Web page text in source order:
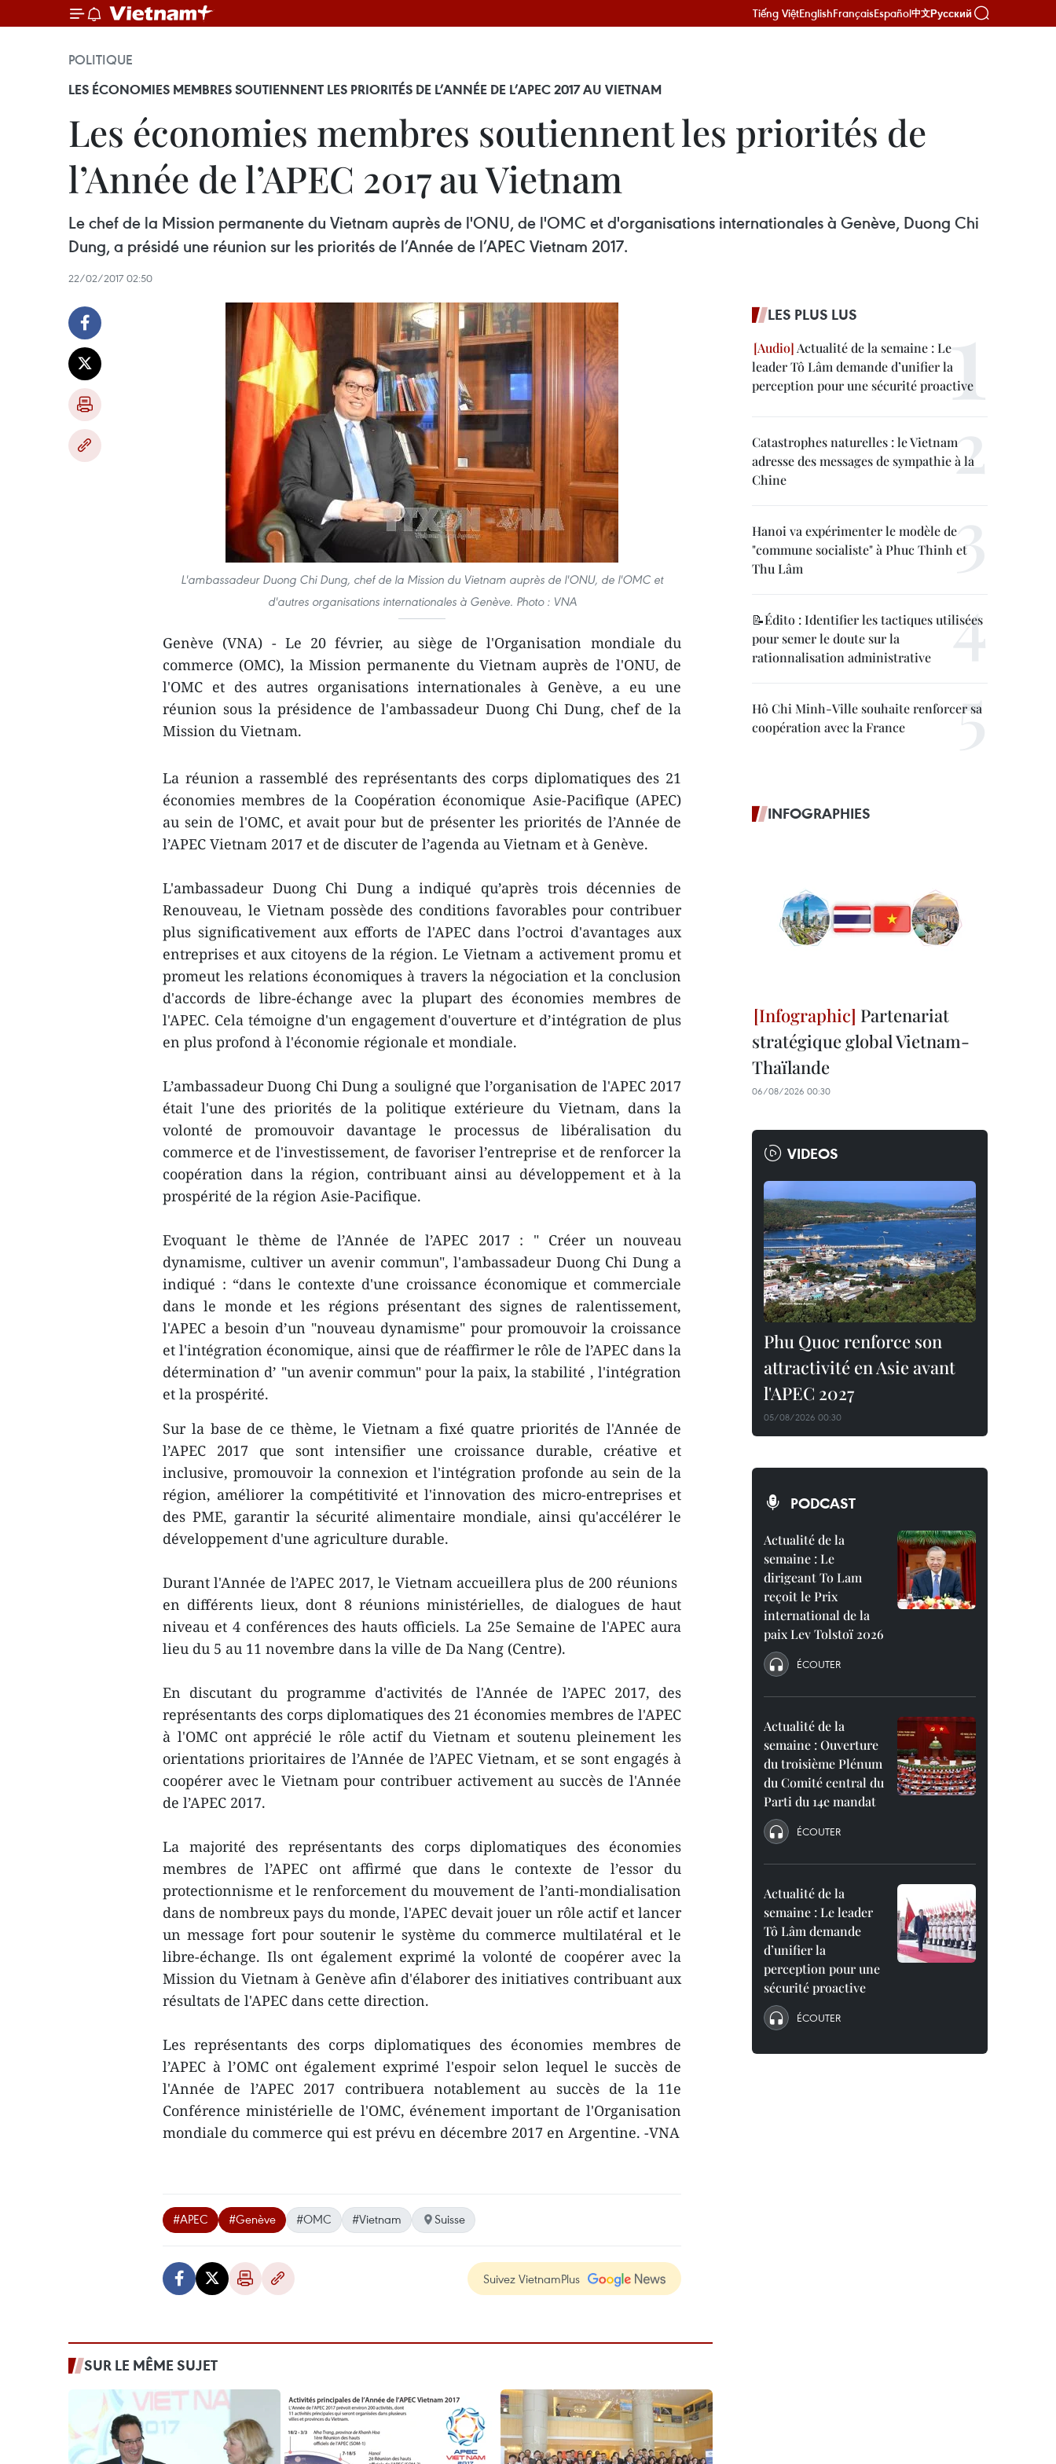
Tiếng ViệtEnglishFrançaisEspañol中文Русский
POLITIQUE
LES ÉCONOMIES MEMBRES SOUTIENNENT LES PRIORITÉS DE L’ANNÉE DE L’APEC 2017 AU VIETNAM
​Les économies membres soutiennent les priorités de
l’Année de l’APEC 2017 au Vietnam
Le chef de la Mission permanente du Vietnam auprès de l'ONU, de l'OMC et d'organisations internationales à Genève, Duong Chi
Dung, a présidé une réunion sur les priorités de l’Année de l’APEC Vietnam 2017.
22/02/2017 02:50
L'ambassadeur Duong Chi Dung, chef de la Mission du Vietnam auprès de l'ONU, de l'OMC et
d'autres organisations internationales à Genève. Photo : VNA
Genève (VNA) - Le 20 février, au siège de l'Organisation mondiale du
commerce (OMC), la Mission permanente du Vietnam auprès de l'ONU, de
l'OMC et des autres organisations internationales à Genève, a ​eu une
réunion sous la présidence de l'ambassadeur Duong Chi Dung, chef de la
Mission du Vietnam.
La réunion a rassemblé des représentants des corps diplomatiques des 21
économies membres de la Coopération économique Asie-Pacifique (APEC)
au sein de l'OMC, ​et avait pour but de présenter les priorités de l’Année de
l’APEC Vietnam 2017 et de discuter de l’agenda au Vietnam ​et à Genève.
L'ambassadeur Duong Chi Dung a indiqué qu’après trois décennies de
Renouveau, le Vietnam ​possède des conditions favorables pour contribu​er
plus significativement aux efforts de l'APEC dans l’octroi ​d'avantages aux
entreprises et aux citoyens de la région. Le Vietnam a activement promu et
promeut les relations économiques à travers la négociation et la conclusion
d'accords de libre-échange avec la plupart des économies membres de
l'APEC. Cela témoigne d'un engagement d'ouverture et d’intégration de plus
en plus ​profond ​à l'économie régionale et mondiale.
L’ambassadeur Duong Chi Dung a souligné que l’organisation de l'APEC 2017
​était l'une des priorités de la politique extérieure du Vietnam, ​dans la
volonté de promouvoir davantage le processus de libéralisation du
commerce et de l'investissement, de favoriser l’entreprise et de renforcer la
coopération dans la région, contribuant ainsi au développement et à la
prospérité de la région Asie-Pacifique.
​Evoquant ​le thème de l’Année de l’APEC 2017 : " Créer un nouveau
dynamisme, cultiver un avenir commun", l'ambassadeur Duong Chi Dung ​a
indiqué : “dans le contexte ​d'une croissance économique et commerciale
dans le monde et les régions ​présentant des signes de ralentissement,
l'APEC a besoin d’un "nouveau dynamisme" pour promouvoir la croissance
et l'intégration économique, ainsi que de réaffirmer le rôle de l’APEC dans la
détermination d’ "un avenir commun" pour la paix, la stabilité , l'intégration
et la prospérité.
​Sur la base de ce thème, le Vietnam a ​fixé quatre priorités de l'Année de
l’APEC 2017 que sont intensifier une croissance durable, créative et
inclusive, promouvoir la connexion et l'intégration profonde au sein de la
région, améliorer la compétitivité et l'innovation des micro-entreprises et
des PME, garantir la sécurité alimentaire mondiale, ainsi qu'accélérer le
développement d'une agriculture durable.
Durant l'Année de l’APEC 2017, le Vietnam accueillera plus de 200 réunions ​
en différents ​lieux, dont 8 réunions ministérielles, de dialogues de haut
niveau et 4 conférences des hauts officiels. La 25e Semaine de l'APEC ​aura
lieu du 5 au 11 novembre dans la ville de Da Nang (Centre).
En discutant du programme d'activités de l'Année de l’APEC 2017, des
représentants des corps diplomatiques des 21 économies membres de l'APEC
à l'OMC ont apprécié le rôle actif du Vietnam et soutenu pleinement les
orientations prioritaires de l’Année de l’APEC Vietnam, et se sont engagés à
coopérer avec le Vietnam pour contribuer activement au succès de l'Année
de l’APEC 2017.
La majorité des représentants des corps diplomatiques des économies
membres de l’APEC ont affirm​é que dans le contexte de l’essor du
protectionnisme et le renforcement du mouvement de l’anti-mondialisation
dans de nombreux pays d​u monde, l'APEC devait jouer un rôle actif et ​lancer
un message fort pour soutenir le système du commerc​e multilatéral et le
libre-échange. Ils ont également exprimé la volonté de coopérer avec la
Mission du Vietnam à Genève ​afin d'élaborer des initiatives contribuant aux
résultats de l'APEC dans cette direction.
Les représentants des corps diplomatiques des économies membres de
l’APEC à l’OMC ont également exprimé l'espoir selon lequel le succès de
l'Année de l’APEC 2017 contribuera ​notablement au succès de la 11e
Conférence ministérielle de l'OMC, événement important de l'Organisation
mondiale du commerce qui est prévu en décembre 2017 en Argentine. -VNA
#APEC #Genève #OMC #Vietnam Suisse
Suivez VietnamPlus
SUR LE MÊME SUJET
LES PLUS LUS
Actualité de la semaine : Le
leader Tô Lâm demande d’unifier la
perception pour une sécurité proactive
Catastrophes naturelles : le Vietnam
adresse des messages de sympathie à la
Chine
Hanoi va expérimenter le modèle de
"commune socialiste" à Phuc Thinh et
Thu Lâm
📝Édito : Identifier les tactiques utilisées
pour semer le doute sur la
rationnalisation administrative
Hô Chi Minh-Ville souhaite renforcer sa
coopération avec la France
INFOGRAPHIES
Partenariat
stratégique global Vietnam-
Thaïlande
06/08/2026 00:30
VIDEOS
Phu Quoc renforce son
attractivité en Asie avant
l'APEC 2027
05/08/2026 00:30
PODCAST
Actualité de la
semaine : Le
dirigeant To Lam
reçoit le Prix
international de la
paix Lev Tolstoï 2026
ÉCOUTER
Actualité de la
semaine : Ouverture
du troisième Plénum
du Comité central du
Parti du 14e mandat
ÉCOUTER
Actualité de la
semaine : Le leader
Tô Lâm demande
d’unifier la
perception pour une
sécurité proactive
ÉCOUTER